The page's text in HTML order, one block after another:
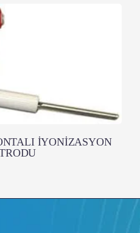
İYONİZASYON